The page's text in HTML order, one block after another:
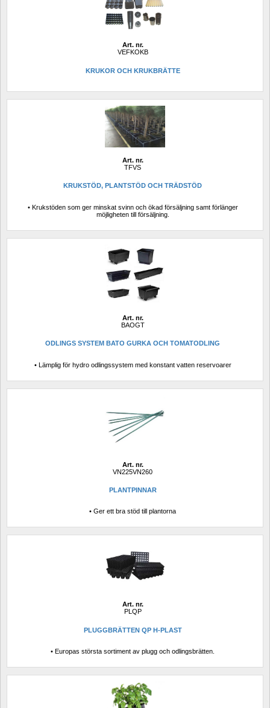
Art. nr.
VEFKOKB
KRUKOR OCH KRUKBRÄTTE
Art. nr.
TFVS
KRUKSTÖD, PLANTSTÖD OCH TRÄDSTÖD
• Krukstöden som ger minskat svinn och ökad försäljning samt förlänger
möjligheten till försäljning.
Art. nr.
BAOGT
ODLINGS SYSTEM BATO GURKA OCH TOMATODLING
• Lämplig för hydro odlingssystem med konstant vatten reservoarer
Art. nr.
VN225VN260
PLANTPINNAR
• Ger ett bra stöd till plantorna
Art. nr.
PLQP
PLUGGBRÄTTEN QP H-PLAST
• Europas största sortiment av plugg och odlingsbrätten.